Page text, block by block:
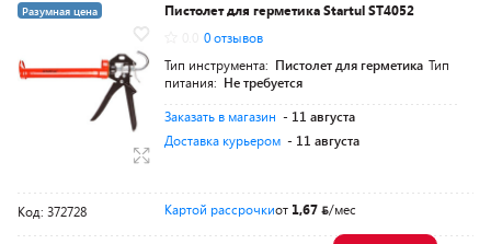
Разумная цена
Пистолет для герметика Startul ST4052
0 отзывов
Тип инструмента: Пистолет для герметика Тип
питания: Не требуется
Заказать в магазин - 11 августа
Доставка курьером - 11 августа
Код: 372728 Картой рассрочкиот 1,67 /мес